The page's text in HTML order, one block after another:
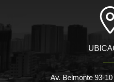
Av. Belmonte 93-